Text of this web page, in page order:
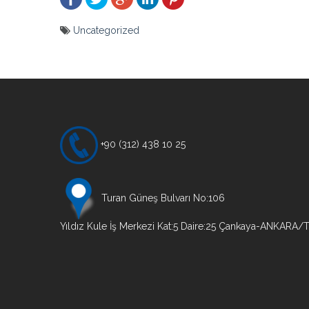
Uncategorized
+90 (312) 438 10 25
Turan Güneş Bulvarı No:106
Yıldız Kule İş Merkezi Kat:5 Daire:25 Çankaya-ANKARA/